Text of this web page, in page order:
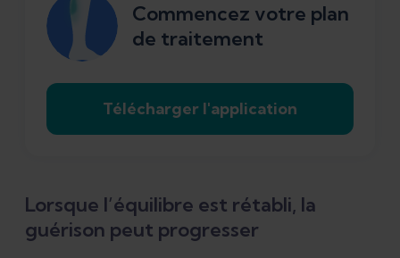
Commencez votre plan
de traitement
Télécharger l'application
Lorsque l’équilibre est rétabli, la
guérison peut progresser